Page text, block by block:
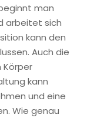
man
arbeitet sich
kann den
Auch die
Körper
kann
und eine
Wie genau